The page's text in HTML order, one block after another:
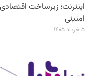
اینترنت؛ زیرساخت
امنیتی
۵ خرداد ۱۴۰۵